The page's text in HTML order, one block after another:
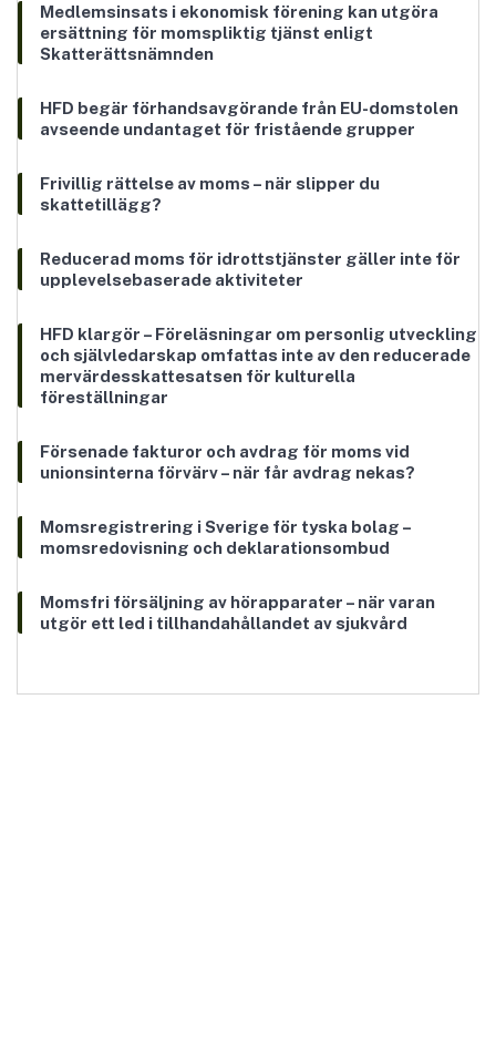
Medlemsinsats i ekonomisk förening kan utgöra
ersättning för momspliktig tjänst enligt
Skatterättsnämnden
HFD begär förhandsavgörande från EU-domstolen
avseende undantaget för fristående grupper
Frivillig rättelse av moms – när slipper du
skattetillägg?
Reducerad moms för idrottstjänster gäller inte för
upplevelsebaserade aktiviteter
HFD klargör – Föreläsningar om personlig utveckling
och självledarskap omfattas inte av den reducerade
mervärdesskattesatsen för kulturella
föreställningar
Försenade fakturor och avdrag för moms vid
unionsinterna förvärv – när får avdrag nekas?
Momsregistrering i Sverige för tyska bolag –
momsredovisning och deklarationsombud
Momsfri försäljning av hörapparater – när varan
utgör ett led i tillhandahållandet av sjukvård